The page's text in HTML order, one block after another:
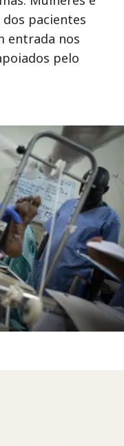
pacientes
entrada nos
pelo